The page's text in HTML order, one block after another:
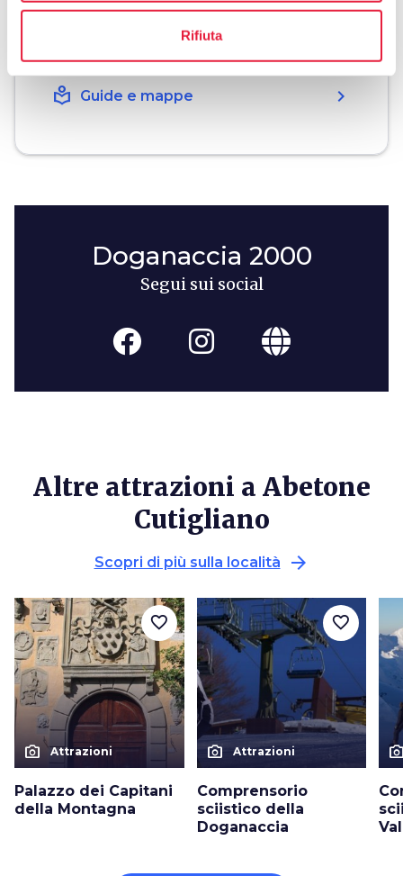
Rifiuta
holiday_village Pacchetti e soggiorni chevron_right
celebration
local_library Guide e mappe chevron_right
Doganaccia 2000
Segui sui social
Altre attrazioni a Abetone
Cutigliano
Scopri di più sulla località arrow_forward
photo_camera Attrazioni
Palazzo dei Capitani
della Montagna
favorite_border
photo_camera Attrazioni
Comprensorio
sciistico della
Doganaccia
favorite_border